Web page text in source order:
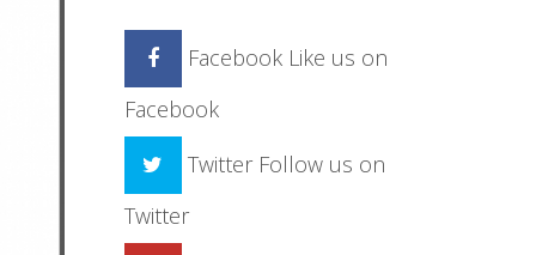
Facebook Like us on
Facebook
Twitter Follow us on
Twitter